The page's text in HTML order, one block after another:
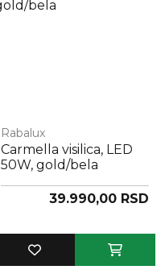
Rabalux
Carmella visilica, LED
50W, gold/bela
39.990,00 RSD